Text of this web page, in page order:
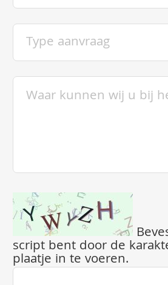
script bent door de
plaatje in te voeren.